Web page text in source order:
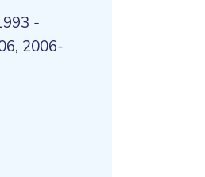
-
2006-